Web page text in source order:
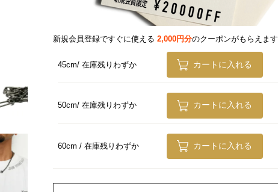
新規会員登録ですぐに使える 2,000円分のクーポンがもらえます
45cm 在庫残りわずか カートに入れる
50cm 在庫残りわずか カートに入れる
60cm 在庫残りわずか カートに入れる